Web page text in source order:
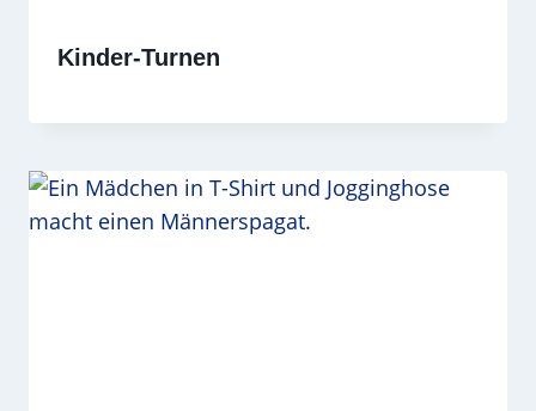
Kinder-Turnen